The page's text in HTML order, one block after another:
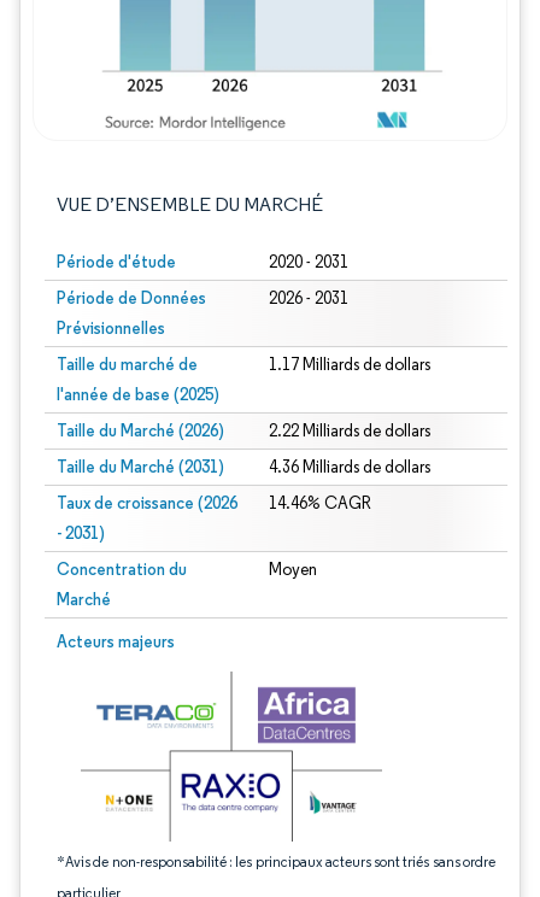
VUE D’ENSEMBLE DU MARCHÉ
Période d'étude 2020 - 2031
Période de Données
Prévisionnelles
2026 - 2031
Taille du marché de
l'année de base (2025)
1.17 Milliards de dollars
Taille du Marché (2026) 2.22 Milliards de dollars
Taille du Marché (2031) 4.36 Milliards de dollars
Taux de croissance (2026
- 2031)
14.46% CAGR
Concentration du
Marché
Moyen
Acteurs majeurs
*Avis de non-responsabilité : les principaux acteurs sont triés sans ordre
particulier
Image © Mordor Intelligence. La réutilisation nécessite une attribution sous CC